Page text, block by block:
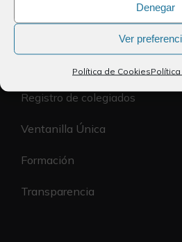
Denegar
Ver
Política de Cookies
Registro de colegiados
Ventanilla Única
Formación
Transparencia